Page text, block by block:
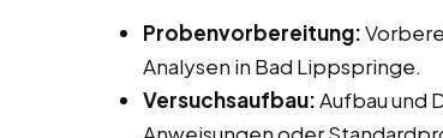
Probenvorbereitung:
Analysen in Bad Lippspringe.
Versuchsaufbau:Aufbau und